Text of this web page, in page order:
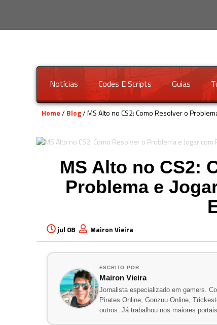
Notícias Codes E Scripts Guias
Home/Blog/ MS Alto no CS2: Como Resolver o
MS Alto no CS2:
Problema e
jul 08 Mairon Vieira
ESCRITO POR
Mairon Vieira
Jornalista especializado em gamers.
Pirates Online, Gonzuu Online,
outros. Já trabalhou nos maiores